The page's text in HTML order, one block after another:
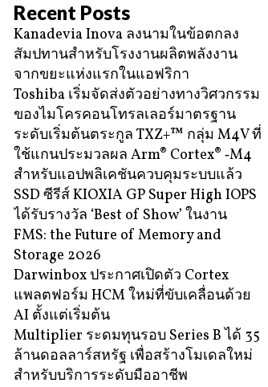
Recent Posts
Kanadevia Inova ลงนามในข้อตกลง
สัมปทานสำหรับโรงงานผลิตพลังงาน
จากขยะแห่งแรกในแอฟริกา
Toshiba เริ่มจัดส่งตัวอย่างทางวิศวกรรม
ของไมโครคอนโทรลเลอร์มาตรฐาน
ระดับเริ่มต้นตระกูล TXZ+™ กลุ่ม M4V ที่
ใช้แกนประมวลผล Arm® Cortex® ‑M4
สำหรับแอปพลิเคชันควบคุมระบบแล้ว
SSD ซีรีส์ KIOXIA GP Super High IOPS
ได้รับรางวัล ‘Best of Show’ ในงาน
FMS: the Future of Memory and
Storage 2026
Darwinbox ประกาศเปิดตัว Cortex
แพลตฟอร์ม HCM ใหม่ที่ขับเคลื่อนด้วย
AI ตั้งแต่เริ่มต้น
Multiplier ระดมทุนรอบ Series B ได้ 35
ล้านดอลลาร์สหรัฐ เพื่อสร้างโมเดลใหม่
สำหรับบริการระดับมืออาชีพ